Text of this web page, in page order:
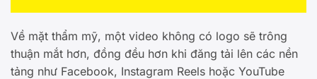
Về mặt thẩm mỹ, một video không có logo sẽ trông
thuận mắt hơn, đồng đều hơn khi đăng tải lên các nền
tảng như Facebook, Instagram Reels hoặc YouTube